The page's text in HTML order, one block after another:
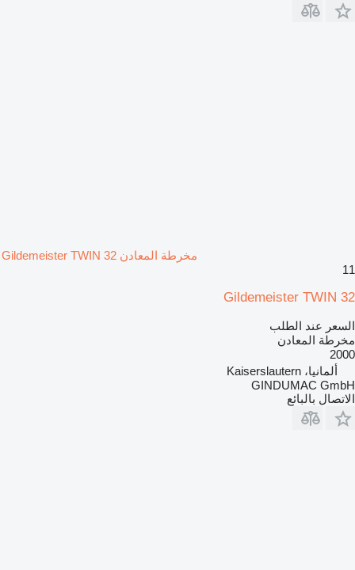
مخرطة المعادن Gildemeister TWIN 32
11
Gildemeister TWIN 32
السعر عند الطلب
مخرطة المعادن
2000
ألمانيا، Kaiserslautern
GINDUMAC GmbH
الاتصال بالبائع